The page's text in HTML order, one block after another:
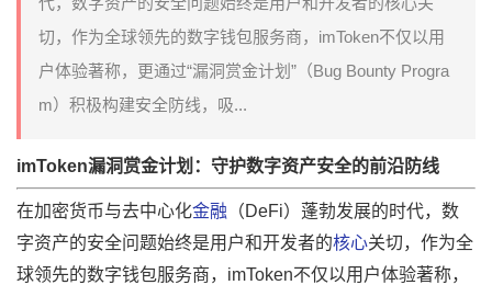
切，作为全球领先的数字钱包服务商，imToken不仅以用
户体验著称，更通过“漏洞赏金计划”（Bug Bounty Progra
m）积极构建安全防线，吸...
imToken漏洞赏金计划：守护数字资产安全的前沿防线
在加密货币与去中心化金融 （DeFi）蓬勃发展的时代，数
字资产的安全问题始终是用户和开发者的核心关切，作为全
球领先的数字钱包服务商，imToken不仅以用户体验著称，